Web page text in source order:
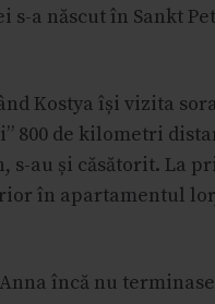
a născut în Sankt
Kostya își vizita
800 de kilometri
s-au și căsătorit. La
în apartamentul
încă nu